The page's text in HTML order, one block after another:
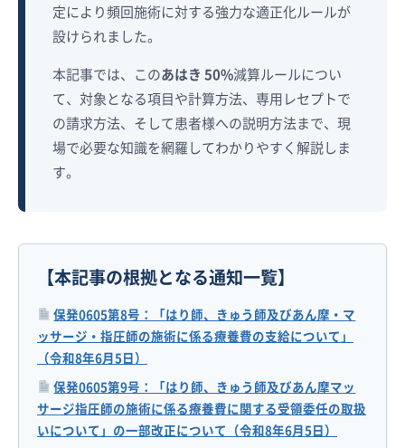
定により頻回施術に対する強力な適正化ルールが
設けられました。
本記事では、このあはき 50%減算ルールについ
て、対象となる項目や計算方法、専用レセプトで
の請求方法、そして患者様への説明方法まで、現
場で必要な知識を網羅してわかりやすく解説しま
す。
【本記事の根拠となる通知一覧】
保発0605第8号：「はり師、きゅう師及びあん摩・マ
ッサージ・指圧師の施術に係る療養費の支給について」
（令和8年6月5日）
保発0605第9号：「はり師、きゅう師及びあん摩マッ
サージ指圧師の施術に係る療養費に関する受領委任の取扱
いについて」の一部改正について（令和8年6月5日）